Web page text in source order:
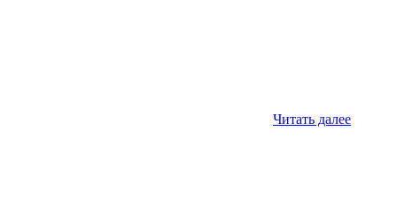
Читать далее